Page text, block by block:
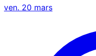
ven. 20 mars